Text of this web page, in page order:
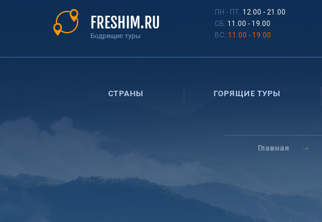
ПН - ПТ: 12.00 - 21.00
СБ: 11.00 - 19.00
ВС: 11.00 - 19.00
СТРАНЫ ГОРЯЩИЕ ТУРЫ
Вы
здесь
Главная